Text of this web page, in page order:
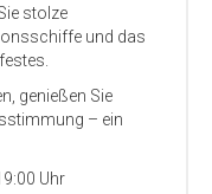
stolze
und das
genießen Sie
– ein
Uhr